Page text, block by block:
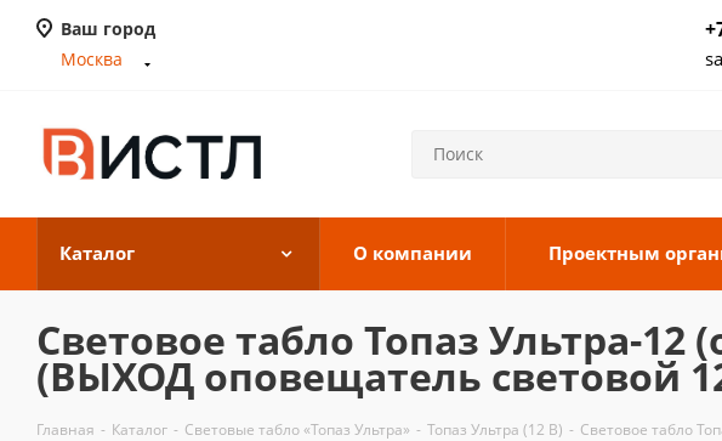
Ваш город
Москва
Каталог О компании Проектным
Световое табло Топаз Ультра-
(ВЫХОД оповещатель световой
Главная - Каталог - Световые табло «Топаз Ультра» - Топаз Ультра (12 В) - Световое табло